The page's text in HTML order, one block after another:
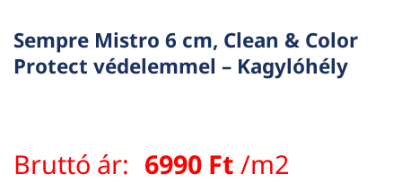
Sempre Mistro 6 cm, Clean & Color
Protect védelemmel – Kagylóhély
Bruttó ár: 6990 Ft /m2